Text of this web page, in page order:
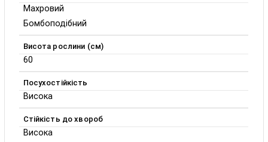
Махровий
Бомбоподібний
Висота рослини (см)
60
Посухостійкість
Висока
Стійкість до хвороб
Висока